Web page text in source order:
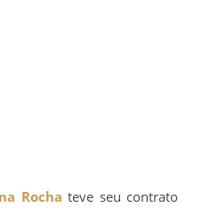
Rocha teve seu contrato